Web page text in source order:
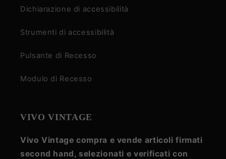
Dichiarazione di accessibilità
Strumenti di accessibilità
Pulsante di Recesso
Modulo di Recesso
VIVO VINTAGE
Vivo Vintage compra e vende articoli firmati
second hand, selezionati e verificati con